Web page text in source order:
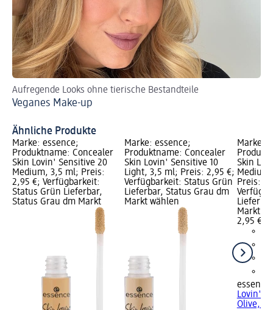
Aufregende Looks ohne tierische Bestandteile
Veganes Make-up
Ähnliche Produkte
Marke: essence;
Produktname: Concealer
Skin Lovin' Sensitive 20
Medium, 3,5 ml; Preis:
2,95 €; Verfügbarkeit:
Status Grün Lieferbar,
Status Grau dm Markt
Marke: essence;
Produktname: Concealer
Skin Lovin' Sensitive 10
Light, 3,5 ml; Preis: 2,95 €;
Verfügbarkeit: Status Grün
Lieferbar, Status Grau dm
Markt wählen
Marke:
Skin
Medium
Preis:
Markt
2,95 €
essence
Lovin'
Olive,